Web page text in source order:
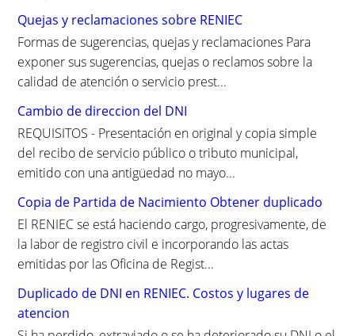
Quejas y reclamaciones sobre RENIEC
Formas de sugerencias, quejas y reclamaciones Para
exponer sus sugerencias, quejas o reclamos sobre la
calidad de atención o servicio prest...
Cambio de direccion del DNI
REQUISITOS - Presentación en original y copia simple
del recibo de servicio público o tributo municipal,
emitido con una antigüedad no mayo...
Copia de Partida de Nacimiento Obtener duplicado
El RENIEC se está haciendo cargo, progresivamente, de
la labor de registro civil e incorporando las actas
emitidas por las Oficina de Regist...
Duplicado de DNI en RENIEC. Costos y lugares de
atencion